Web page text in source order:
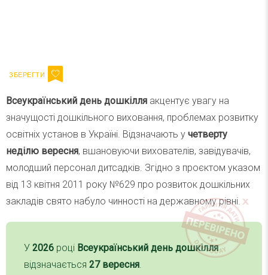
Всеукраїнський день дошкілля акцентує увагу на
значущості дошкільного виховання, проблемах розвитку
освітніх установ в Україні. Відзначають у четверту
неділю вересня, вшановуючи вихователів, завідувачів,
молодший персонал дитсадків. Згідно з проєктом указом
від 13 квітня 2011 року №629 про розвиток дошкільних
закладів свято набуло чинності на державному рівні.
У 2026 році Всеукраїнський день дошкілля
відзначається 27 вересня.